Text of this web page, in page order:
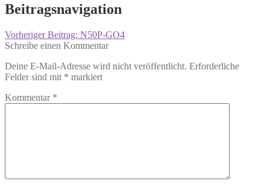
Beitragsnavigation
Vorheriger Beitrag: N50P-GO4
Schreibe einen Kommentar
Deine E-Mail-Adresse wird nicht veröffentlicht. Erforderliche
Felder sind mit * markiert
Kommentar *